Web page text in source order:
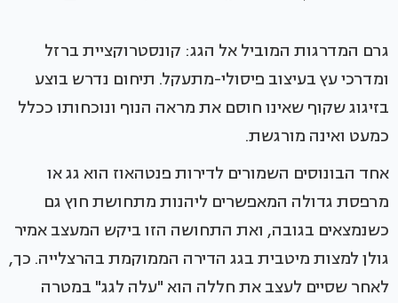
גרם המדרגות המוביל אל הגג: קונסטרוקציית ברזל
ומדרכי עץ בעיצוב פיסולי-מתעקל. תיחום נדרש בוצע
בזיגוג שקוף שאינו חוסם את מראה הנוף ונוכחותו ככלל
כמעט ואינה מורגשת.
אחד הבונוסים השמורים לדירות פנטהאוז הוא גג או
מרפסת גדולה המאפשרים ליהנות מתחושת חוץ גם
כשנמצאים בגובה, ואת התחושה הזו ביקש המעצב אמיר
גולן למצות מיטבית בגג הדירה הממוקמת בהרצלייה. כך,
לאחר שסיים לעצב את חללה הוא "עלה לגג" במטרה